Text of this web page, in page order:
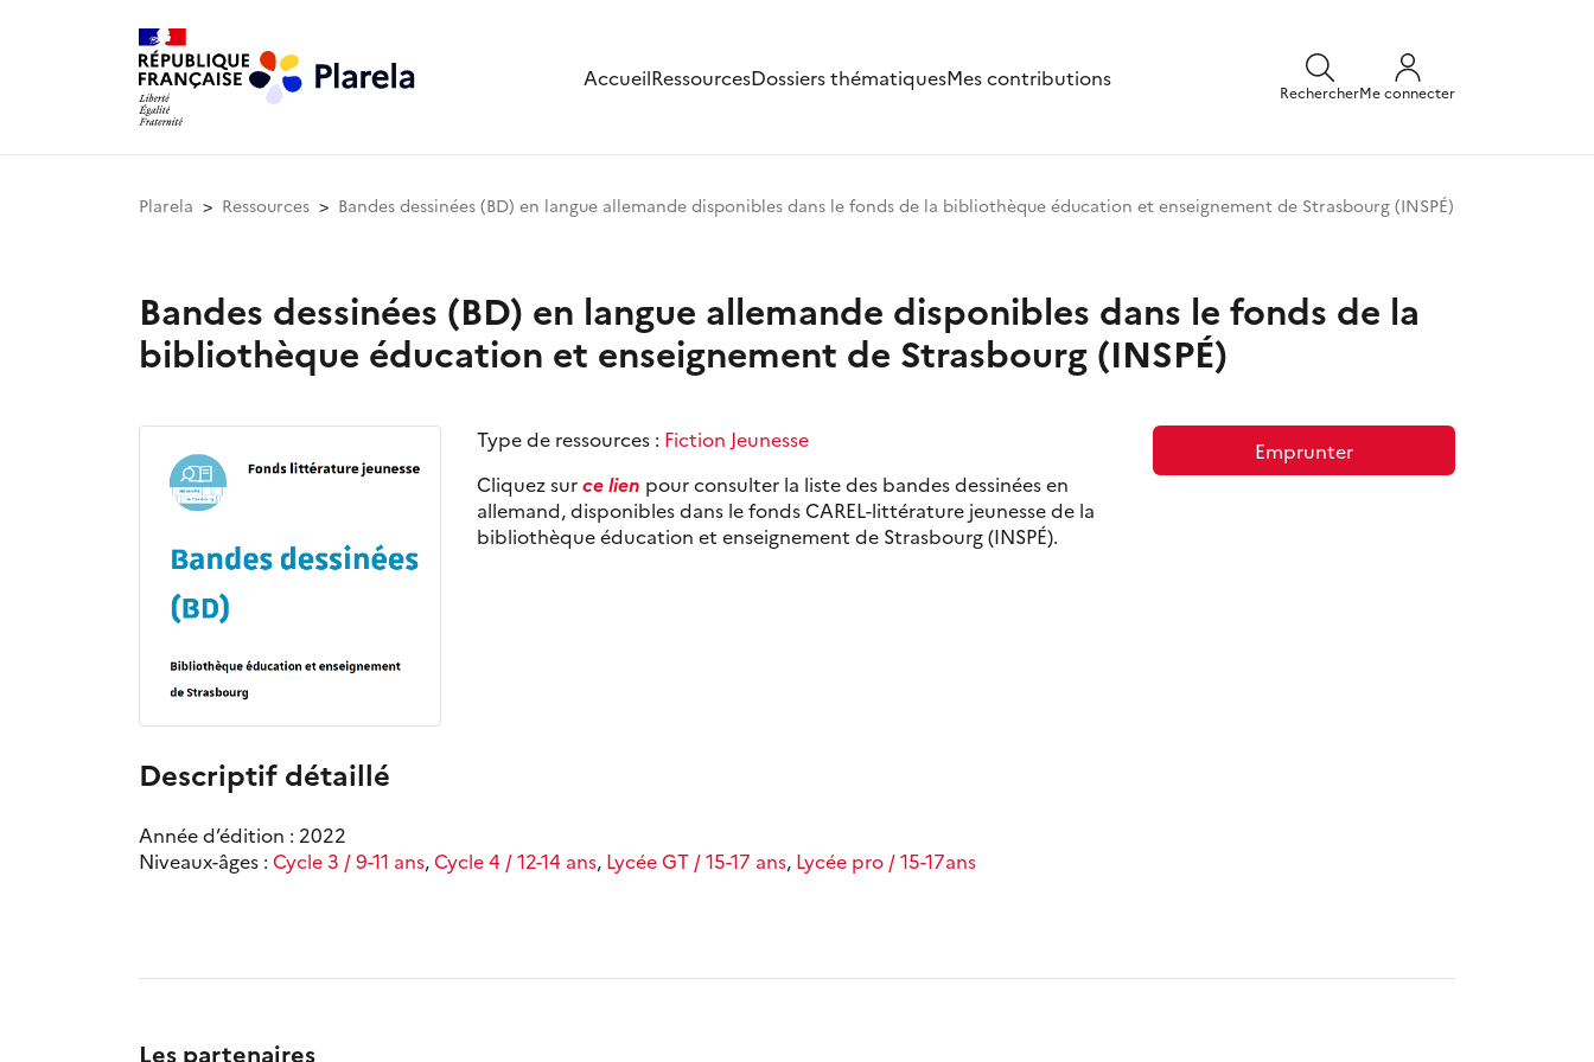
AccueilRessourcesDossiers thématiquesMes contributions
RechercherMe connecter
Plarela Ressources Bandes dessinées (BD) en langue allemande disponibles dans le fonds de la bibliothèque éducation et enseignement de Strasbourg (INSPÉ)
Bandes dessinées (BD) en langue allemande disponibles dans le fonds de la
bibliothèque éducation et enseignement de Strasbourg (INSPÉ)
Type de ressources : Fiction Jeunesse
Cliquez surce lien pour consulter la liste des bandes dessinées en
allemand, disponibles dans le fonds CAREL-littérature jeunesse de la
bibliothèque éducation et enseignement de Strasbourg (INSPÉ).
Emprunter
Descriptif détaillé
Année d’édition : 2022
Niveaux-âges : Cycle 3 / 9-11 ans,Cycle 4 / 12-14 ans, Lycée GT / 15-17 ans, Lycée pro / 15-17ans
Les partenaires